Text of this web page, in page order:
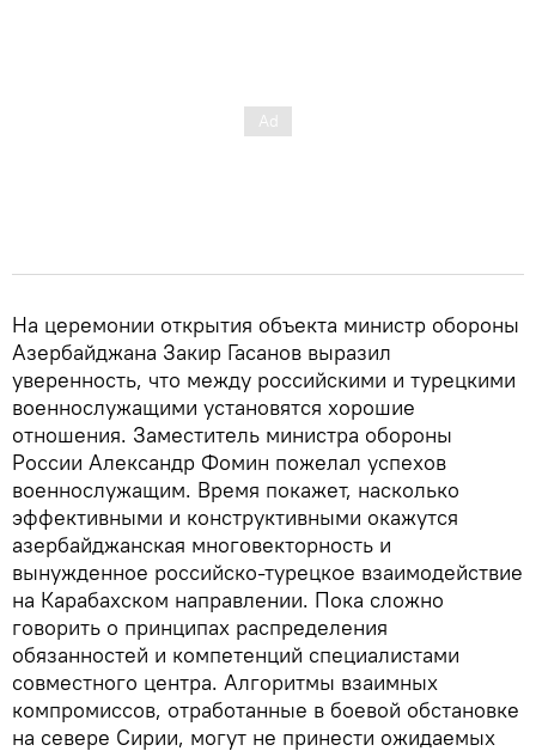
На церемонии открытия объекта министр обороны
Азербайджана Закир Гасанов выразил
уверенность, что между российскими и турецкими
военнослужащими установятся хорошие
отношения. Заместитель министра обороны
России Александр Фомин пожелал успехов
военнослужащим. Время покажет, насколько
эффективными и конструктивными окажутся
азербайджанская многовекторность и
вынужденное российско-турецкое взаимодействие
на Карабахском направлении. Пока сложно
говорить о принципах распределения
обязанностей и компетенций специалистами
совместного центра. Алгоритмы взаимных
компромиссов, отработанные в боевой обстановке
на севере Сирии, могут не принести ожидаемых